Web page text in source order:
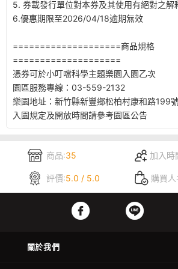
5. 券載發行單位對本券及其使用有絕對之解
6.優惠期限至2026/04/18逾期無效
====================商品規格
====================
憑券可於小叮噹科學主題樂園入園乙次
園區服務專線：03-559-2132
樂園地址：新竹縣新豐鄉松柏村康和路199
入園規定及開放時間請參考園區公告
商品:35 加入時
評價:5.0 / 5.0 購買人
關於我們